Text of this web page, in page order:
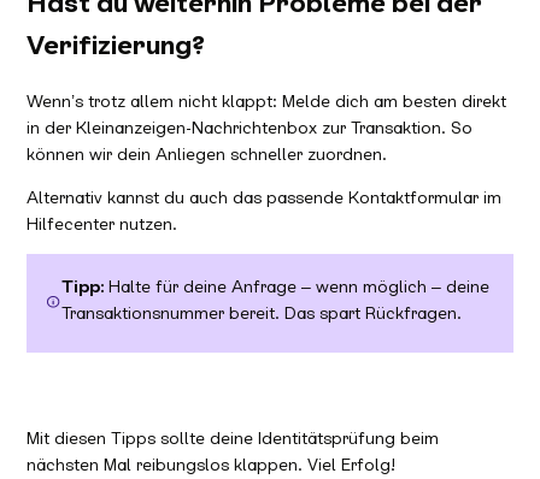
Verifizierung?
Wenn’s trotz allem nicht klappt: Melde dich am besten direkt
in der Kleinanzeigen-Nachrichtenbox zur Transaktion. So
können wir dein Anliegen schneller zuordnen.
Alternativ kannst du auch das passende Kontaktformular im
Hilfecenter nutzen.
Tipp:Halte für deine Anfrage – wenn möglich – deine
Transaktionsnummer bereit. Das spart Rückfragen.
Mit diesen Tipps sollte deine Identitätsprüfung beim
nächsten Mal reibungslos klappen. Viel Erfolg!